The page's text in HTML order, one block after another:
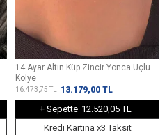
14 Ayar Altın Küp Zincir Yonca Uçlu
Kolye
16.473,75TL 13.179,00 TL
+ Sepette 12.520,05 TL
Kredi Kartına x3 Taksit